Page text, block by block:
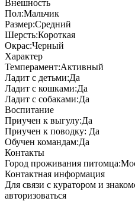
Внешность
Пол:Мальчик
Размер:Средний
Шерсть:Короткая
Окрас:Черный
Характер
Темперамент:Активный
Ладит с детьми:Да
Ладит с кошками:Да
Ладит с собаками:Да
Воспитание
Приучен к выгулу:Да
Приучен к поводку: Да
Обучен командам:Да
Контакты
Город проживания питомца:
Контактная информация
Для связи с куратором и
авторизоваться